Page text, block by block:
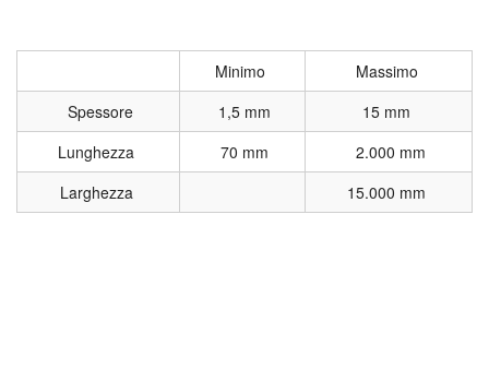
Minimo
Massimo
Spessore
1,5 mm
15 mm
Lunghezza
70 mm
2.000 mm
Larghezza
15.000 mm